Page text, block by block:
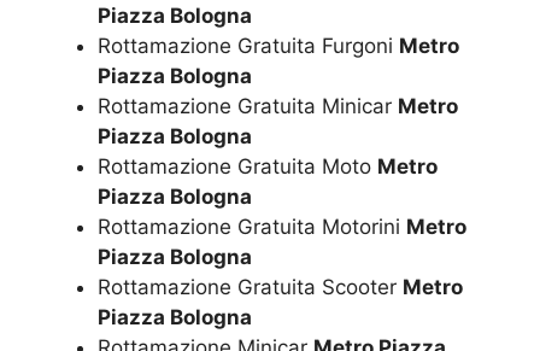
Piazza Bologna
Rottamazione Gratuita Furgoni Metro
Piazza Bologna
Rottamazione Gratuita Minicar Metro
Piazza Bologna
Rottamazione Gratuita Moto Metro
Piazza Bologna
Rottamazione Gratuita Motorini Metro
Piazza Bologna
Rottamazione Gratuita Scooter Metro
Piazza Bologna